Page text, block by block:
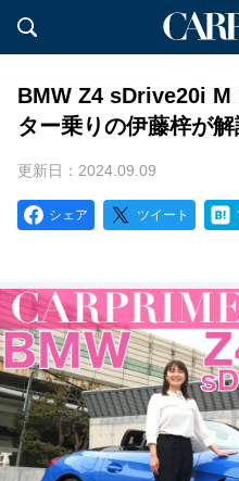
BMW Z4 sDrive20i M
ター乗りの伊藤梓が解
更新日：2024.09.09
シェア ツイート